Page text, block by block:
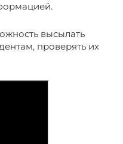
высылать
проверять их